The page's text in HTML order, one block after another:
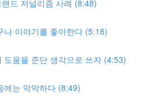
드 저널리즘 사례 (8:48)
나 이야기를 좋아한다 (5:18)
도움을 준단 생각으로 쓰자 (4:53)
에는 막막하다 (8:49)